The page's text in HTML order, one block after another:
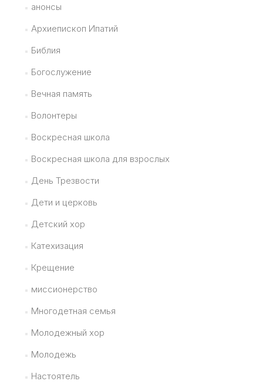
анонсы
Архиепископ Ипатий
Библия
Богослужение
Вечная память
Волонтеры
Воскресная школа
Воскресная школа для взрослых
День Трезвости
Дети и церковь
Детский хор
Катехизация
Крещение
миссионерство
Многодетная семья
Молодежный хор
Молодежь
Настоятель